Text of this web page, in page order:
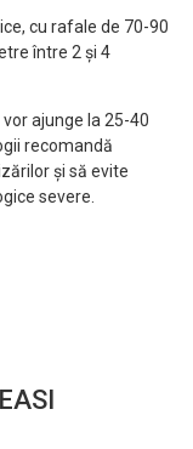
cu rafale de 70-90
între 2 și 4
ajunge la 25-40
recomandă
și să evite
severe.